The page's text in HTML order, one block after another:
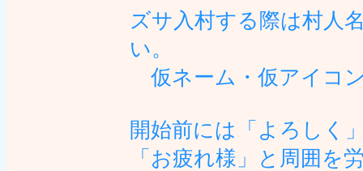
ズサ入村する際は村人
い。
仮ネーム・仮アイコ
開始前には「よろしく
「お疲れ様」と周囲を